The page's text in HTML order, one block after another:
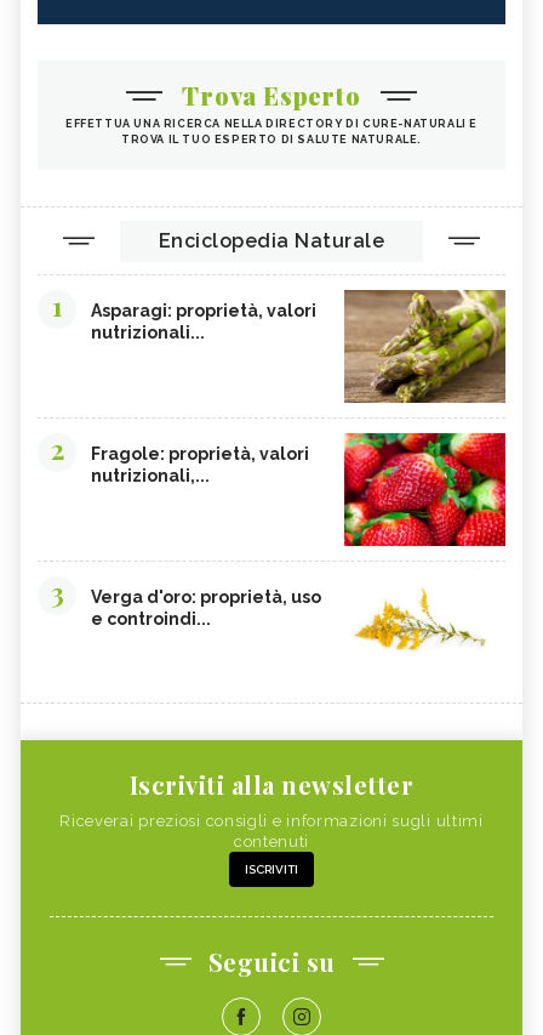
Trova Esperto
EFFETTUA UNA RICERCA NELLA DIRECTORY DI CURE-NATURALI E
TROVA IL TUO ESPERTO DI SALUTE NATURALE.
Enciclopedia Naturale
1
Asparagi: proprietà, valori
nutrizionali...
2
Fragole: proprietà, valori
nutrizionali,...
3
Verga d'oro: proprietà, uso
e controindi...
Iscriviti alla newsletter
Riceverai preziosi consigli e informazioni sugli ultimi
contenuti
ISCRIVITI
Seguici su